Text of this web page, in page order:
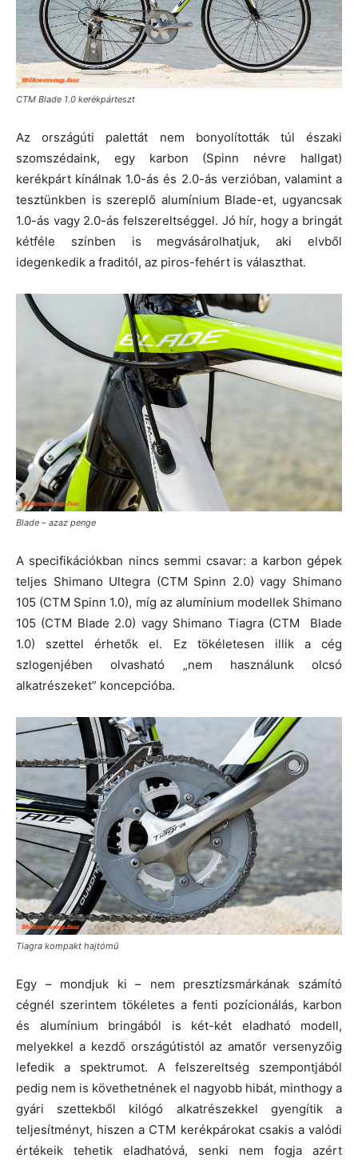
CTM Blade 1.0 kerékpárteszt
Az országúti palettát nem bonyolították túl északi
szomszédaink, egy karbon (Spinn névre hallgat)
kerékpárt kínálnak 1.0-ás és 2.0-ás verzióban, valamint a
tesztünkben is szereplő alumínium Blade-et, ugyancsak
1.0-ás vagy 2.0-ás felszereltséggel. Jó hír, hogy a bringát
kétféle színben is megvásárolhatjuk, aki elvből
idegenkedik a fraditól, az piros-fehért is választhat.
Blade – azaz penge
A specifikációkban nincs semmi csavar: a karbon gépek
teljes Shimano Ultegra (CTM Spinn 2.0) vagy Shimano
105 (CTM Spinn 1.0), míg az alumínium modellek Shimano
105 (CTM Blade 2.0) vagy Shimano Tiagra (CTM Blade
1.0) szettel érhetők el. Ez tökéletesen illik a cég
szlogenjében olvasható „nem használunk olcsó
alkatrészeket” koncepcióba.
Tiagra kompakt hajtómű
Egy – mondjuk ki – nem presztízsmárkának számító
cégnél szerintem tökéletes a fenti pozícionálás, karbon
és alumínium bringából is két-két eladható modell,
melyekkel a kezdő országútistól az amatőr versenyzőig
lefedik a spektrumot. A felszereltség szempontjából
pedig nem is követhetnének el nagyobb hibát, minthogy a
gyári szettekből kilógó alkatrészekkel gyengítik a
teljesítményt, hiszen a CTM kerékpárokat csakis a valódi
értékeik tehetik eladhatóvá, senki nem fogja azért